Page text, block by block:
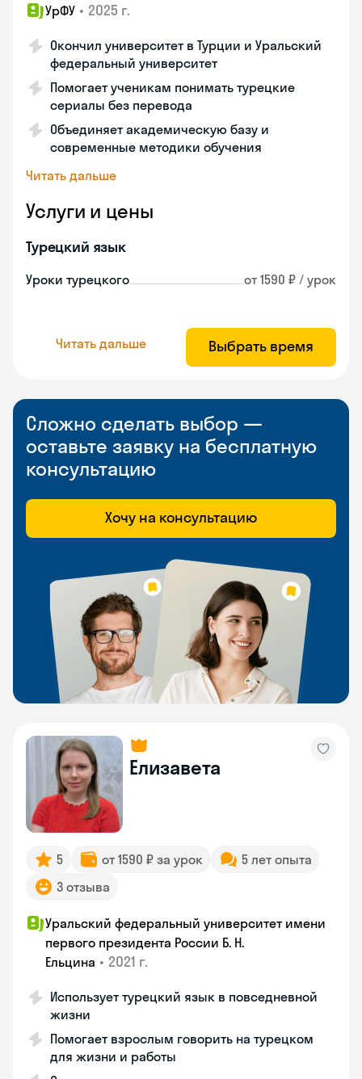
УрФУ • 2025 г.
Окончил университет в Турции и Уральский
федеральный университет
Помогает ученикам понимать турецкие
сериалы без перевода
Объединяет академическую базу и
современные методики обучения
Читать дальше
Услуги и цены
Турецкий язык
Уроки турецкого от 1590 ₽ / урок
Читать дальше Выбрать время
Сложно сделать выбор —
оставьте заявку на бесплатную
консультацию
Хочу на консультацию
Елизавета
5 от 1590 ₽ за урок
5 лет опыта
3 отзыва
Уральский федеральный университет имени
первого президента России Б. Н.
Ельцина • 2021 г.
Использует турецкий язык в повседневной
жизни
Помогает взрослым говорить на турецком
для жизни и работы